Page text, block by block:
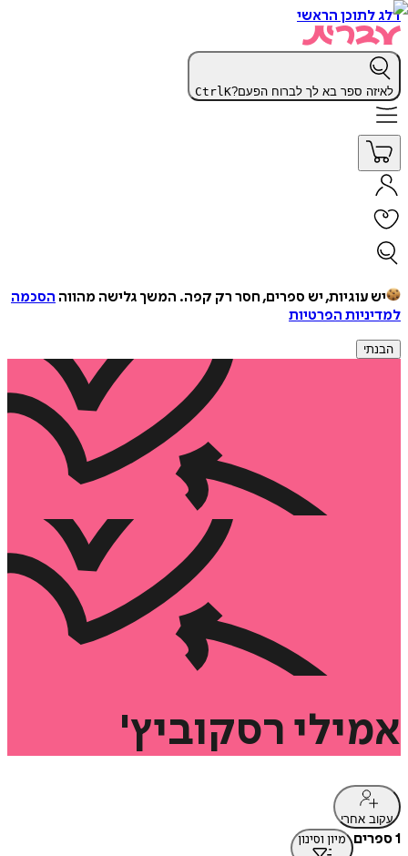
דלג לתוכן הראשי
לאיזה ספר בא לך לברוח הפעם? CtrlK
יש עוגיות, יש ספרים, חסר רק קפה. המשך גלישה מהווה הסכמה
למדיניות הפרטיות
הבנתי
אמילי רסקוביץ'
עקוב אחרי
1 ספרים מיון וסינון